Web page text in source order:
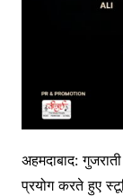
अहमदाबाद:
प्रयोग करते हुए